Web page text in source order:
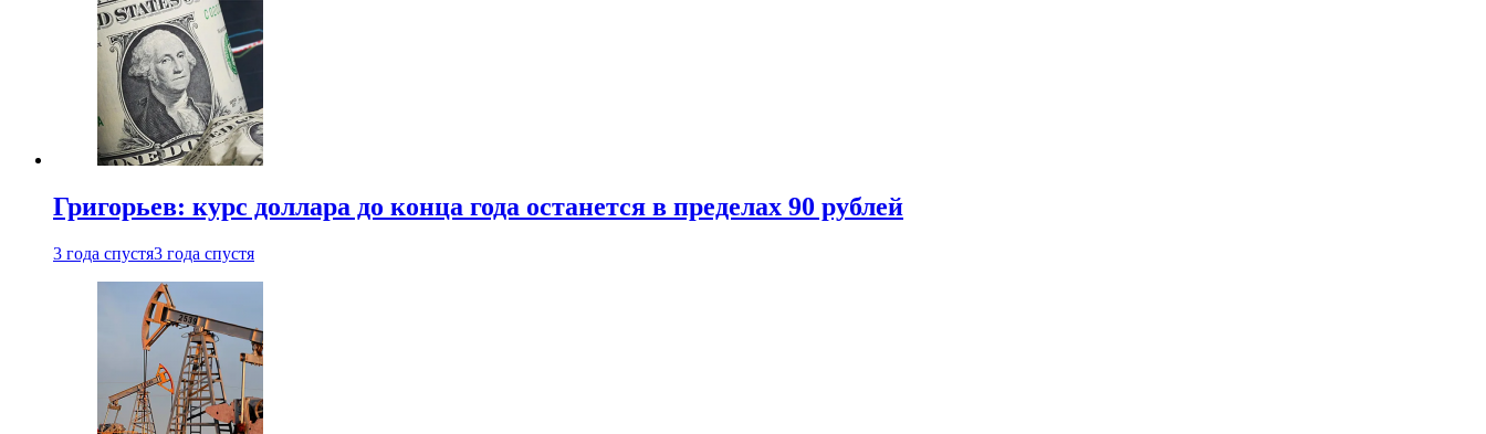
Григорьев: курс доллара до конца года останется в пределах 90 рублей
3 года спустя3 года спустя